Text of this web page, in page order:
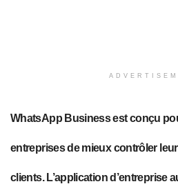
WhatsApp Business est conçu
entreprises de mieux contrôler
clients. L’application d’entreprise